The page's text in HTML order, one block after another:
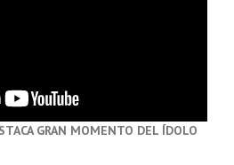
GRAN MOMENTO DEL ÍDOLO